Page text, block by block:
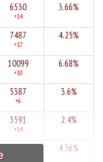
6530
+14
3.66%
7487
+17
4.25%
10099
+10
6.68%
5387
+6
3.6%
3591
+14
2.4%
6507 4.36%